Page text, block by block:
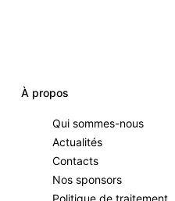
À propos
Qui sommes-nous
Actualités
Contacts
Nos sponsors
Politique de traitement